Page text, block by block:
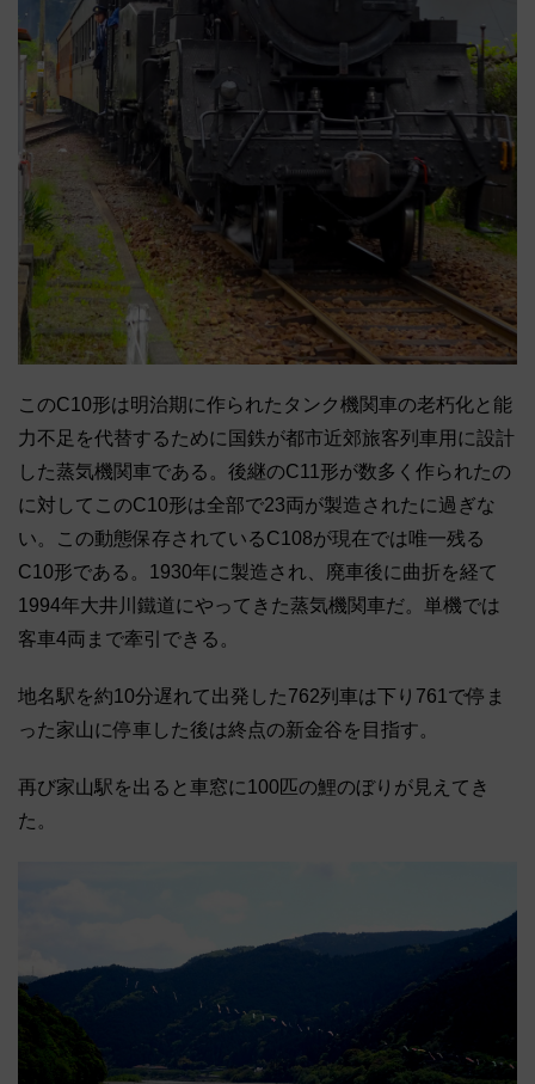
このC10形は明治期に作られたタンク機関車の老朽化と能
力不足 を代替するために国鉄が都市近郊旅客列車用に設計
した蒸気機関車である。 後継のC11形が数多く作られたの
に対してこのC10形は全部で23両が製造されたに過ぎな
い。
この動態保存されているC108が現在では唯一残る
C10形である。1930年に製造され、
廃車後に曲折を経て
1994年大井川鐵道にやってきた蒸気機関車だ。単機では
客車4両まで牽引できる。
地名駅を約10分遅れて出発した762列車は下り761で停ま
った家山に停車した後は終点の新金谷を目指す。
再び家山駅を出ると車窓に100匹の鯉のぼりが見えてき
た。